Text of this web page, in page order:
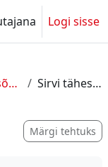
Logi sisse
sõnastik Sirvi tähestiku järgi
Märgi tehtuks